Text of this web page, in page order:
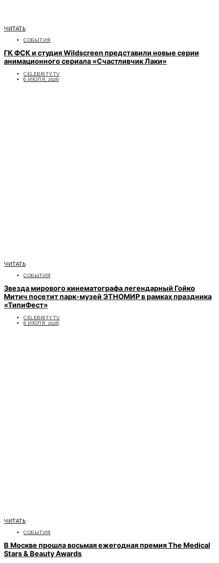
ЧИТАТЬ
СОБЫТИЯ
ГК ФСК и студия Wildscreen представили новые серии
анимационного сериала «Счастливчик Лаки»
CELEBRITYTV
6 ИЮЛЯ, 2026
ЧИТАТЬ
СОБЫТИЯ
Звезда мирового кинематографа легендарный Гойко
Митич посетит парк-музей ЭТНОМИР в рамках праздника
«ТипиФест»
CELEBRITYTV
6 ИЮЛЯ, 2026
ЧИТАТЬ
СОБЫТИЯ
В Москве прошла восьмая ежегодная премия The Medical
Stars & Beauty Awards